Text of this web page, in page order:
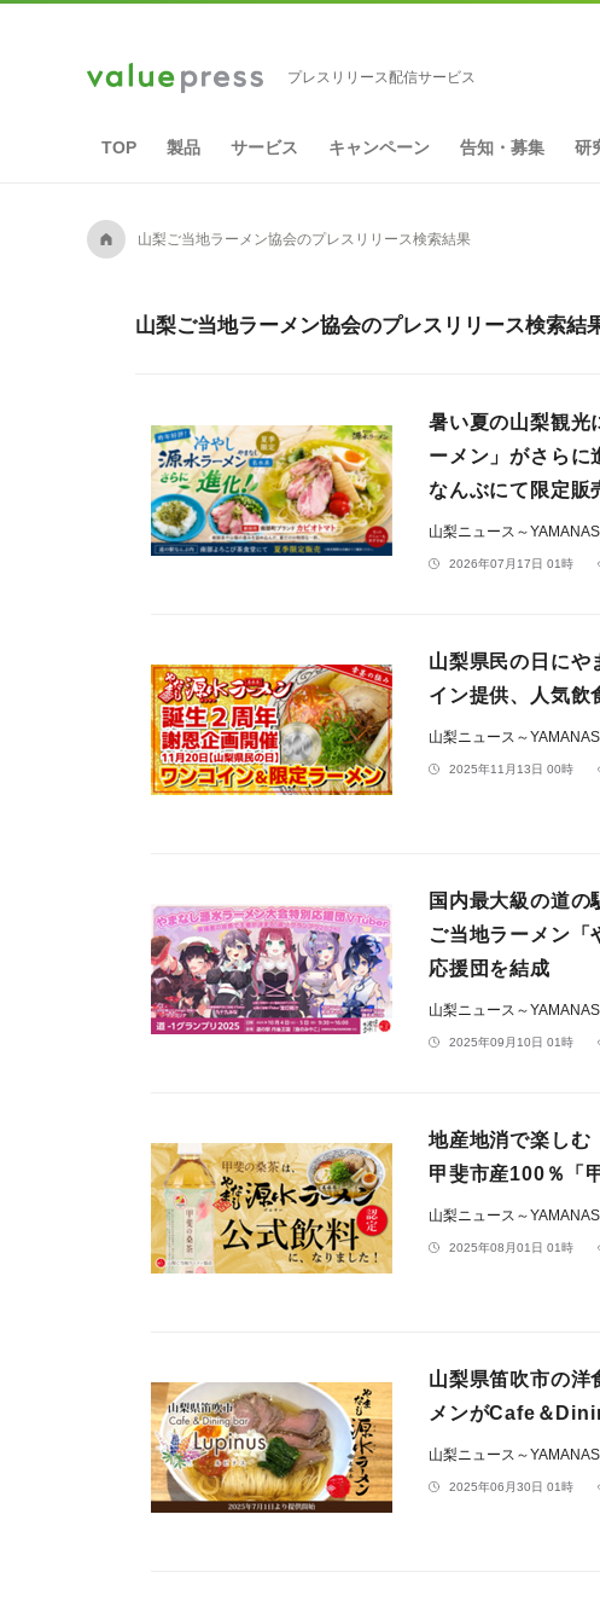
プレスリリース配信サービス
TOP 製品 サービス キャンペーン 告知・募集 研
A 山梨ご当地ラーメン協会のプレスリリース検索結果
山梨ご当地ラーメン協会のプレスリリース検索結
暑い夏の山梨観光
ーメン」がさらに
なんぶにて限定販
山梨ニュース～
2026年07月17日 01時
山梨県民の日にや
イン提供、人気飲
山梨ニュース～
2025年11月13日 00時
国内最大級の道
ご当地ラーメン
応援団を結成
山梨ニュース～
2025年09月10日 01時
地産地消で楽しむ
甲斐市産100％「
山梨ニュース～
2025年08月01日 01時
山梨県笛吹市の洋
メンがCafe＆
山梨ニュース～
2025年06月30日 01時